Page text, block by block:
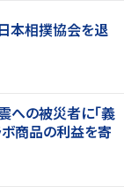
本相撲協会を退
への被災者に「義
ボ商品の利益を寄